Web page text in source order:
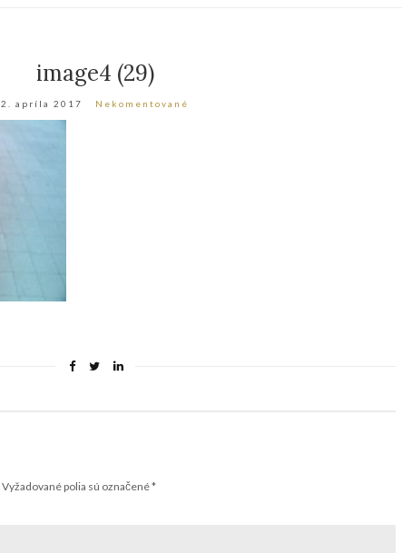
image4 (29)
2. apríla 2017 Nekomentované
Vyžadované polia sú označené*